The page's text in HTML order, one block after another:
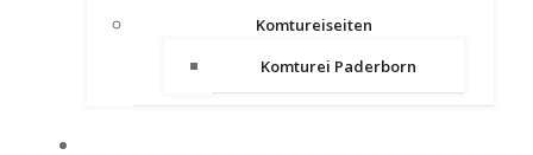
Komtureiseiten
Komturei Paderborn